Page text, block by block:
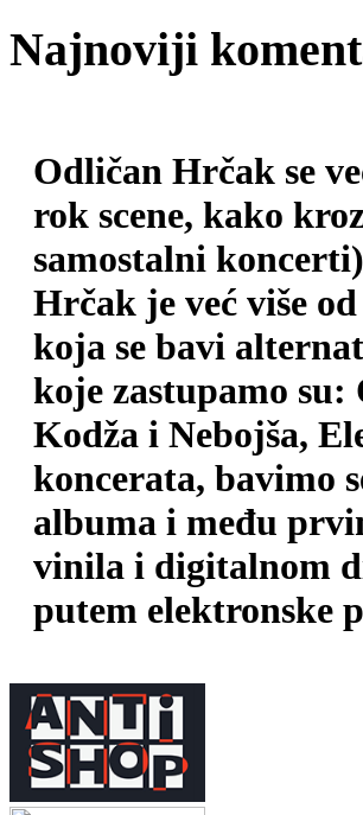
Najnoviji
Odličan Hrčak se
rok scene, kako
samostalni
Hrčak je već više
koja se bavi
koje zastupamo
Kodža i Nebojša,
koncerata, bavimo
albuma i među
vinila i digitalnom
putem elektronske